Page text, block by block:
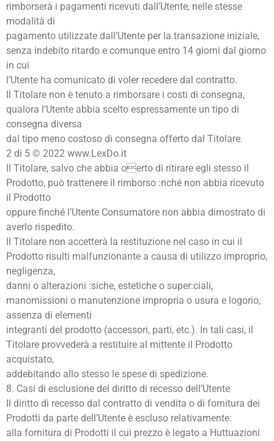
rimborserà i pagamenti ricevuti dall’Utente, nelle stesse
modalità di
pagamento utilizzate dall’Utente per la transazione iniziale,
senza indebito ritardo e comunque entro 14 giorni dal giorno
in cui
l’Utente ha comunicato di voler recedere dal contratto.
Il Titolare non è tenuto a rimborsare i costi di consegna,
qualora l’Utente abbia scelto espressamente un tipo di
consegna diversa
dal tipo meno costoso di consegna offerto dal Titolare.
2 di 5 © 2022 www.LexDo.it
Il Titolare, salvo che abbia oerto di ritirare egli stesso il
Prodotto, può trattenere il rimborso :nché non abbia ricevuto
il Prodotto
oppure finché l’Utente Consumatore non abbia dimostrato di
averlo rispedito.
Il Titolare non accetterà la restituzione nel caso in cui il
Prodotto risulti malfunzionante a causa di utilizzo improprio,
negligenza,
danni o alterazioni :siche, estetiche o super:ciali,
manomissioni o manutenzione impropria o usura e logorio,
assenza di elementi
integranti del prodotto (accessori, parti, etc.). In tali casi, il
Titolare provvederà a restituire al mittente il Prodotto
acquistato,
addebitando allo stesso le spese di spedizione.
8. Casi di esclusione del diritto di recesso dell’Utente
Il diritto di recesso dal contratto di vendita o di fornitura dei
Prodotti da parte dell’Utente è escluso relativamente:
alla fornitura di Prodotti il cui prezzo è legato a Huttuazioni